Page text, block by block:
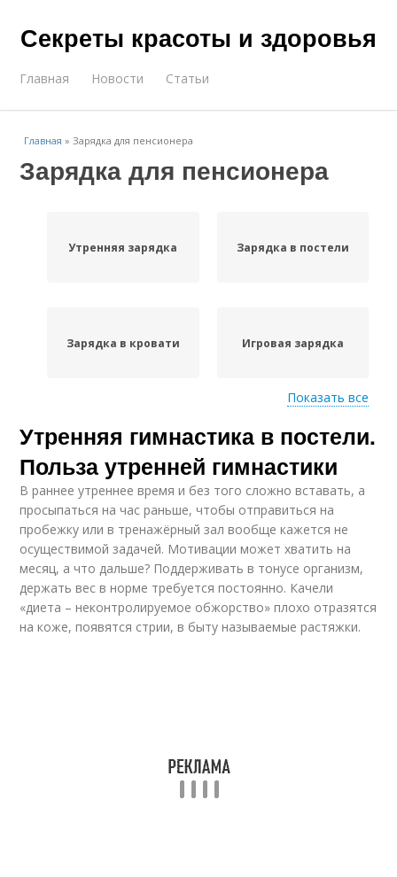
Секреты красоты и здоровья
Главная Новости Статьи
Главная »Зарядка для пенсионера
Зарядка для пенсионера
Утренняя зарядка Зарядка в постели
Зарядка в кровати Игровая зарядка
Зарядка для детей Зарядки в том
Показать все
Утренняя гимнастика в постели.
Польза утренней гимнастики
В раннее утреннее время и без того сложно вставать, а
просыпаться на час раньше, чтобы отправиться на
пробежку или в тренажёрный зал вообще кажется не
осуществимой задачей. Мотивации может хватить на
месяц, а что дальше? Поддерживать в тонусе организм,
держать вес в норме требуется постоянно. Качели
«диета – неконтролируемое обжорство» плохо отразятся
на коже, появятся стрии, в быту называемые растяжки.